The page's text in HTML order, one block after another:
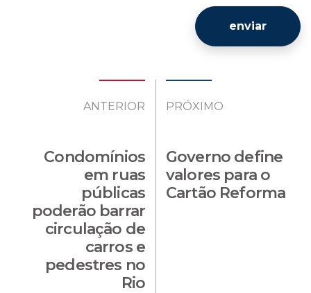
enviar
ANTERIOR
Condomínios
em ruas
públicas
poderão barrar
circulação de
carros e
pedestres no
Rio
PRÓXIMO
Governo define
valores para o
Cartão Reforma